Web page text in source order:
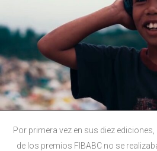
Por primera vez en sus diez
de los premios FIBABC no se